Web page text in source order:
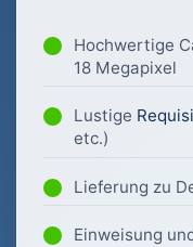
Hochwertige
18 Megapixel
Lustige
etc.)
Lieferung zu
Einweisung